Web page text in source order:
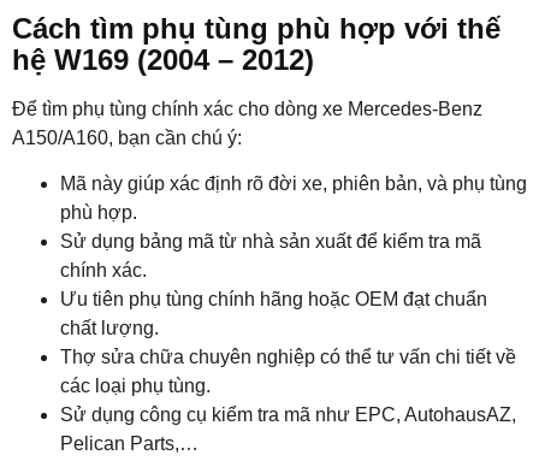
Cách tìm phụ tùng phù hợp với thế
hệ W169 (2004 – 2012)
Để tìm phụ tùng chính xác cho dòng xe Mercedes-Benz
A150/A160, bạn cần chú ý:
Mã này giúp xác định rõ đời xe, phiên bản, và phụ tùng
phù hợp.
Sử dụng bảng mã từ nhà sản xuất để kiểm tra mã
chính xác.
Ưu tiên phụ tùng chính hãng hoặc OEM đạt chuẩn
chất lượng.
Thợ sửa chữa chuyên nghiệp có thể tư vấn chi tiết về
các loại phụ tùng.
Sử dụng công cụ kiểm tra mã như EPC, AutohausAZ,
Pelican Parts,…